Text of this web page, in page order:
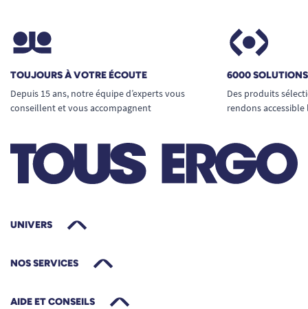
TOUJOURS À VOTRE ÉCOUTE
Depuis 15 ans, notre équipe d’experts vous
conseillent et vous accompagnent
6000
Des produits
rendons
UNIVERS
NOS SERVICES
AIDE ET CONSEILS